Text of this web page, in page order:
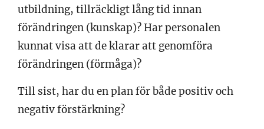
utbildning, tillräckligt lång tid innan
förändringen (kunskap)? Har personalen
kunnat visa att de klarar att genomföra
förändringen (förmåga)?
Till sist, har du en plan för både positiv och
negativ förstärkning?